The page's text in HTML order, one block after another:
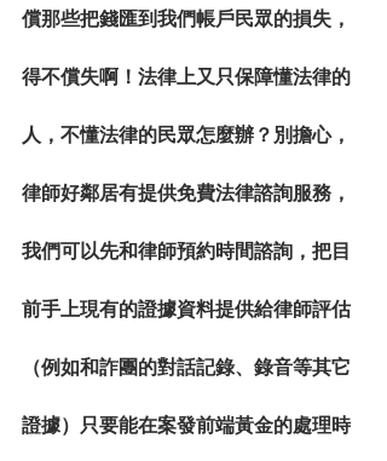
償那些把錢匯到我們帳戶民眾的損失，
得不償失啊！法律上又只保障懂法律的
人，不懂法律的民眾怎麼辦？別擔心，
律師好鄰居有提供免費法律諮詢服務，
我們可以先和律師預約時間諮詢，把目
前手上現有的證據資料提供給律師評估
（例如和詐團的對話記錄、錄音等其它
證據）只要能在案發前端黃金的處理時